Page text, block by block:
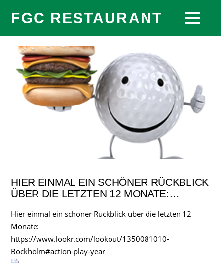
FGC RESTAURANT
HIER EINMAL EIN SCHÖNER RÜCKBLICK
ÜBER DIE LETZTEN 12 MONATE:…
Hier einmal ein schöner Rückblick über die letzten 12
Monate:
https://www.lookr.com/lookout/1350081010-
Bockholm#action-play-year